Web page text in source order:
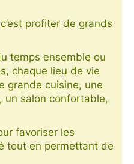
profiter de grands
temps ensemble ou
chaque lieu de vie
grande cuisine, une
un salon confortable,
favoriser les
tout en permettant de